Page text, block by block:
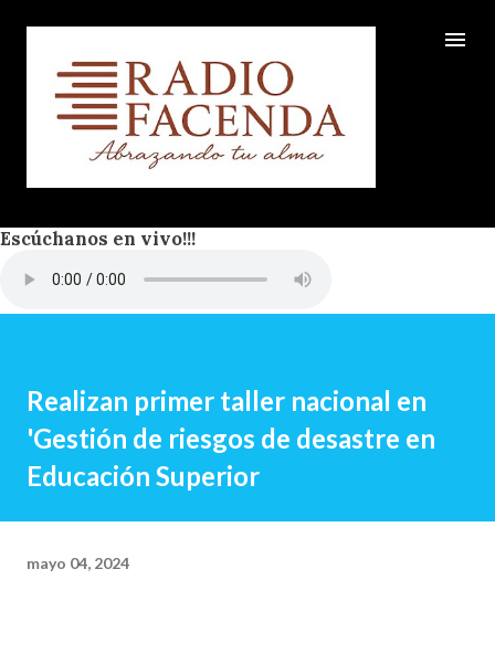
Ir al contenido principal
Escúchanos en vivo!!!
Realizan primer taller nacional en
'Gestión de riesgos de desastre en
Educación Superior
mayo 04, 2024